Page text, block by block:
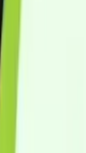
、千葉市花見川区、
8/13~8/15）・年末年
応については、「スペ
対応させて頂いており
応窓口：047-435-